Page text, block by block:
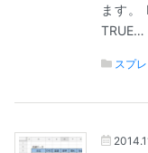
ます。
TRUE…
スプ